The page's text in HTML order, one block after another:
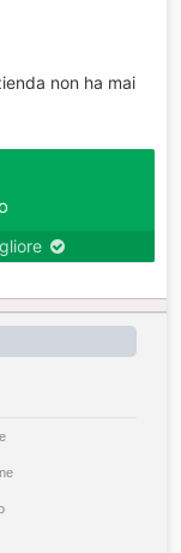
non ha mai